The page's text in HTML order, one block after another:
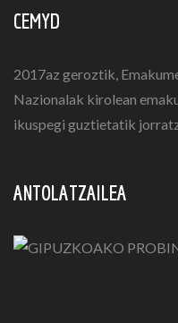
CEMYD
2017az geroztik,
Nazionalak kirolean
ikuspegi guztietatik
ANTOLATZAILEA